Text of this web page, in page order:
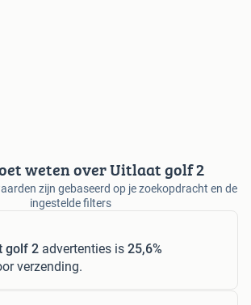
weten over Uitlaat golf 2
zijn gebaseerd op je zoekopdracht en de
ingestelde filters
golf 2 advertenties is 25,6%
verzending.